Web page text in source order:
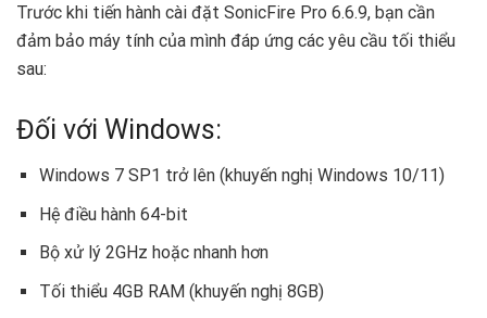
Trước khi tiến hành cài đặt SonicFire Pro 6.6.9, bạn cần
đảm bảo máy tính của mình đáp ứng các yêu cầu tối thiểu
sau:
Đối với Windows:
Windows 7 SP1 trở lên (khuyến nghị Windows 10/11)
Hệ điều hành 64-bit
Bộ xử lý 2GHz hoặc nhanh hơn
Tối thiểu 4GB RAM (khuyến nghị 8GB)